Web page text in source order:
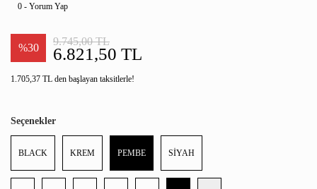
0 - Yorum Yap
%30 6.821,50 TL
9.745,00 TL
1.705,37 TL den başlayan taksitlerle!
Seçenekler
BLACK KREM PEMBE SİYAH